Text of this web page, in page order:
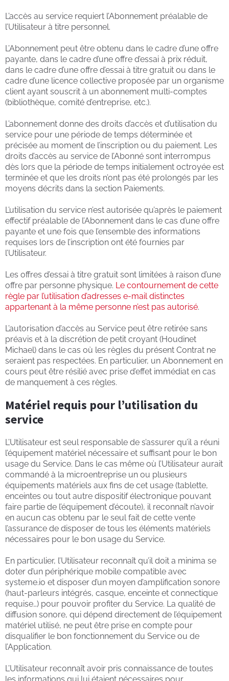
L’accès au service requiert l’Abonnement préalable de
l’Utilisateur à titre personnel.
L’Abonnement peut être obtenu dans le cadre d’une offre
payante, dans le cadre d’une offre d’essai à prix réduit,
dans le cadre d’une offre d’essai à titre gratuit ou dans le
cadre d’une licence collective proposée par un organisme
client ayant souscrit à un abonnement multi-comptes
(bibliothèque, comité d’entreprise, etc.).
L’abonnement donne des droits d’accès et d’utilisation du
service pour une période de temps déterminée et
précisée au moment de l’inscription ou du paiement. Les
droits d’accès au service de l’Abonné sont interrompus
dès lors que la période de temps initialement octroyée est
terminée et que les droits n’ont pas été prolongés par les
moyens décrits dans la section Paiements.
L’utilisation du service n’est autorisée qu’après le paiement
effectif préalable de l’Abonnement dans le cas d’une offre
payante et une fois que l’ensemble des informations
requises lors de l’inscription ont été fournies par
l’Utilisateur.
Les offres d’essai à titre gratuit sont limitées à raison d’une
offre par personne physique. Le contournement de cette
règle par l’utilisation d’adresses e-mail distinctes
appartenant à la même personne n’est pas autorisé.
L’autorisation d’accès au Service peut être retirée sans
préavis et à la discrétion de petit croyant (Houdinet
Michael) dans le cas où les règles du présent Contrat ne
seraient pas respectées. En particulier, un Abonnement en
cours peut être résilié avec prise d’effet immédiat en cas
de manquement à ces règles.
Matériel requis pour l’utilisation du
service
L’Utilisateur est seul responsable de s’assurer qu’il a réuni
l’équipement matériel nécessaire et suffisant pour le bon
usage du Service. Dans le cas même où l’Utilisateur aurait
commandé à la microentreprise un ou plusieurs
équipements matériels aux fins de cet usage (tablette,
enceintes ou tout autre dispositif électronique pouvant
faire partie de l’équipement d’écoute), il reconnaît n’avoir
en aucun cas obtenu par le seul fait de cette vente
l’assurance de disposer de tous les éléments matériels
nécessaires pour le bon usage du Service.
En particulier, l’Utilisateur reconnaît qu’il doit a minima se
doter d’un périphérique mobile compatible avec
systeme.io et disposer d’un moyen d’amplification sonore
(haut-parleurs intégrés, casque, enceinte et connectique
requise…) pour pouvoir profiter du Service. La qualité de
diffusion sonore, qui dépend directement de l’équipement
matériel utilisé, ne peut être prise en compte pour
disqualifier le bon fonctionnement du Service ou de
l’Application.
L’Utilisateur reconnaît avoir pris connaissance de toutes
les informations qui lui étaient nécessaires pour